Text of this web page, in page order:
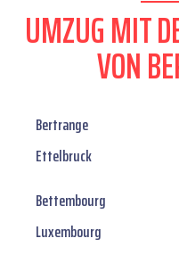
UMZUG MIT
VON
Bertrange
Ettelbruck
Bettembourg
Luxembourg